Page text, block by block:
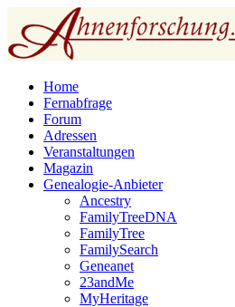
Home
Fernabfrage
Forum
Adressen
Veranstaltungen
Magazin
Genealogie-Anbieter
Ancestry
FamilyTreeDNA
FamilyTree
FamilySearch
Geneanet
23andMe
MyHeritage